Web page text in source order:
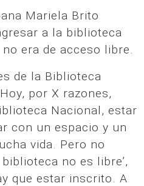
Mariela Brito
a la biblioteca
era de acceso libre.
de la Biblioteca
por X razones,
Nacional, estar
con un espacio y un
vida. Pero no
no es libre’,
que estar inscrito. A